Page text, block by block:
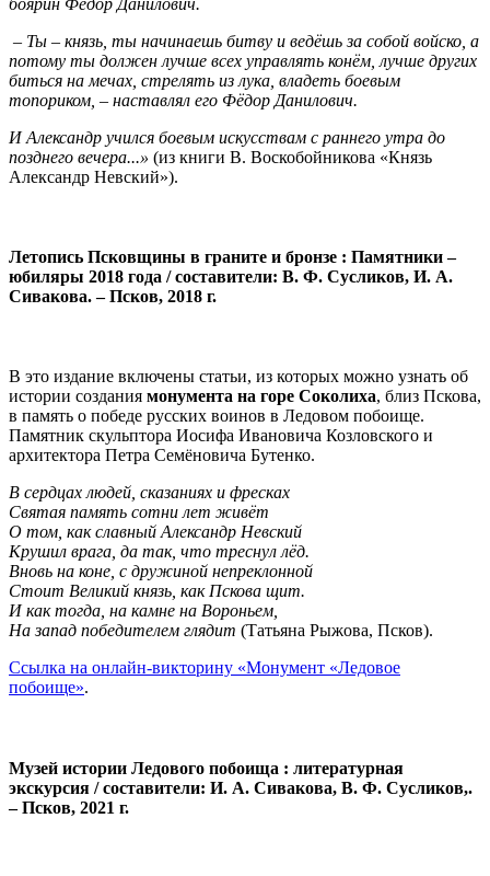
боярин Фёдор Данилович.
– Ты – князь, ты начинаешь битву и ведёшь за собой войско, а
потому ты должен лучше всех управлять конём, лучше других
биться на мечах, стрелять из лука, владеть боевым
топориком, – наставлял его Фёдор Данилович.
И Александр учился боевым искусствам с раннего утра до
позднего вечера...» (из книги В. Воскобойникова «Князь
Александр Невский»).
Летопись Псковщины в граните и бронзе : Памятники –
юбиляры 2018 года / составители: В. Ф. Сусликов, И. А.
Сивакова. – Псков, 2018 г.
В это издание включены статьи, из которых можно узнать об
истории создания монумента на горе Соколиха, близ Пскова,
в память о победе русских воинов в Ледовом побоище.
Памятник скульптора Иосифа Ивановича Козловского и
архитектора Петра Семёновича Бутенко.
В сердцах людей, сказаниях и фресках
Святая память сотни лет живёт
О том, как славный Александр Невский
Крушил врага, да так, что треснул лёд.
Вновь на коне, с дружиной непреклонной
Стоит Великий князь, как Пскова щит.
И как тогда, на камне на Вороньем,
На запад победителем глядит (Татьяна Рыжова, Псков).
Ссылка на онлайн-викторину «Монумент «Ледовое
побоище».
Музей истории Ледового побоища : литературная
экскурсия / составители: И. А. Сивакова, В. Ф. Сусликов,.
– Псков, 2021 г.